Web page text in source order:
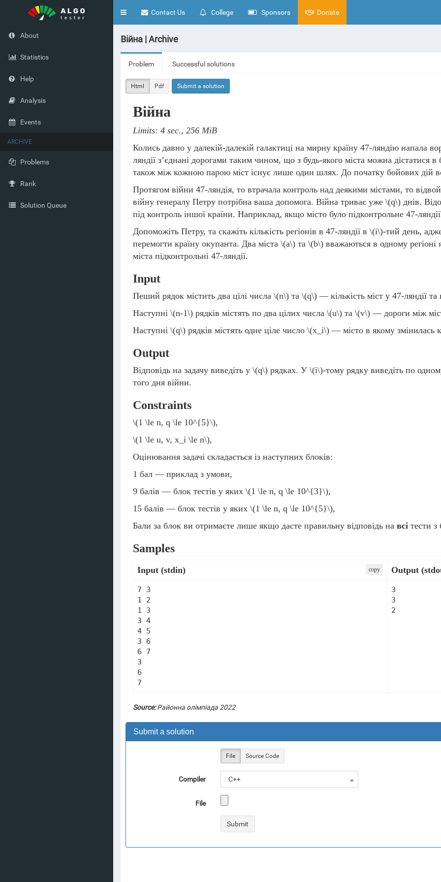
Toggle
Contact Us College Sponsors Donate
About
Statistics
Help
Analysis
Events
ARCHIVE
Problems
Rank
Solution Queue
Війна | Archive
Problem Successful solutions
Html Pdf Submit a solution
Війна
Limits: 4 sec., 256 MiB
Колись давно у далекій-далекій галактиці на мирну країну 47-ляндію напала
ляндії з’єднані дорогами таким чином, що з будь-якого міста можна дістатися
також між кожною парою міст існує лише один шлях. До початку бойових дій
Протягом війни 47-ляндія, то втрачала контроль над деякими містами, то
війну генералу Петру потрібна ваша допомога. Війна триває уже \(q\) днів.
під контроль іншої країни. Наприклад, якщо місто було підконтрольне 47-
Допоможіть Петру, та скажіть кількість регіонів в 47-ляндії в \(і\)-тий день,
перемогти країну окупанта. Два міста \(a\) та \(b\) вважаються в одному
міста підконтрольні 47-ляндії.
Input
Пеший рядок містить два цілі числа \(n\) та \(q\) — кількість міст у 47-ляндії
Наступні \(n-1\) рядків містять по два цілих числа \(u\) та \(v\) — дороги між
Наступні \(q\) рядків містять одне ціле число \(x_i\) — місто в якому змінилась
Output
Відповідь на задачу виведіть у \(q\) рядках. У \(i\)-тому рядку виведіть по
того дня війни.
Constraints
\(1 \le n, q \le 10^{5}\),
\(1 \le u, v, x_i \le n\),
Оцінювання задачі складається із наступних блоків:
1 бал — приклад з умови,
9 балів — блок тестів у яких \(1 \le n, q \le 10^{3}\),
15 балів — блок тестів у яких \(1 \le n, q \le 10^{5}\),
Бали за блок ви отримаєте лише якщо дасте правильну відповідь на всі тести з
Samples
Input (stdin) сopy Output
7 3
1 2
1 3
3 4
4 5
3 6
6 7
3
6
7
3
3
2
Source:Районна олімпіада 2022
Submit a solution
File Source Code
Compiler C++
File